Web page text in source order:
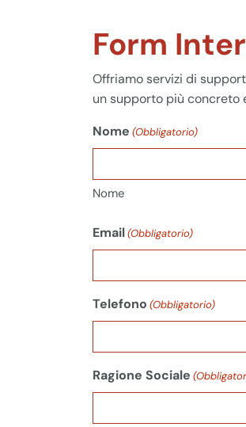
Form
Offriamo servizi di
un supporto più concreto
Nome (Obbligatorio)
Nome
Email(Obbligatorio)
Telefono (Obbligatorio)
Ragione Sociale